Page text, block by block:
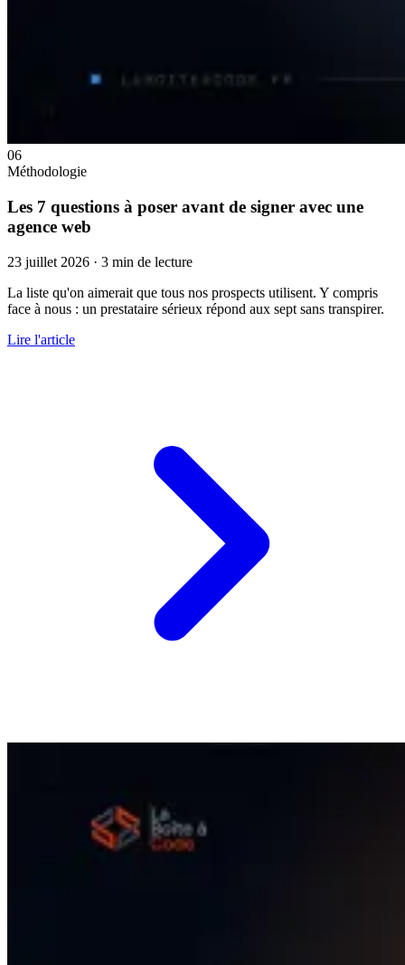
06
Méthodologie
Les 7 questions à poser avant de signer avec une
agence web
23 juillet 2026 · 3 min de lecture
La liste qu'on aimerait que tous nos prospects utilisent. Y compris
face à nous : un prestataire sérieux répond aux sept sans transpirer.
Lire l'article